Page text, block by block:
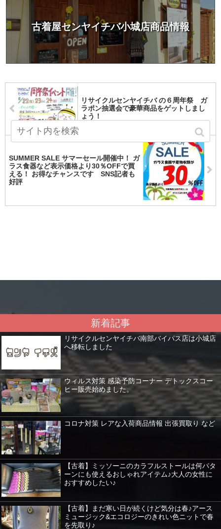
古着屋センヤイチバ小城店商品情報
リサイクルセンヤイチバ の６周年祭 ガ
ラポン抽選会で豪華商品をゲットしまし
ょう！
SUMMER SALE サマーセール開催中！ ガ
ラス食器など表示価格より30％OFFで買
える！ お得なチャンスです SNS記者も
好評
新着記事
リサイクルセンヤイチバ南部バイパス店は小城店
へ移転しました
ウィルス対策 感染予防コーナー デトックスコー
ヒー販売始めました。
コロナ対策 レアな入荷商品情報 出張買取り など
【古着】ミッソーニのカラフルストールは何パタ
ーンにも使えるおしゃれアイテム♪大人の女性に
おすすめしたい♪
【古着】まだ寒い日が続くけど気分は春♪アース
ミュージック&エコロジーのきれい色ニットで春
を先取り♪